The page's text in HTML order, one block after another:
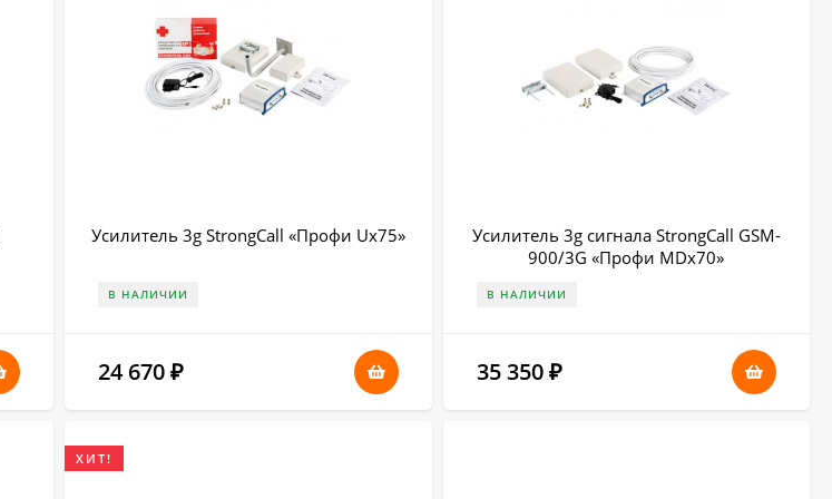
Усилитель 3g StrongCall «Профи Uх75»
В НАЛИЧИИ
24 670₽
Усилитель 3g сигнала StrongCall GSM-
900/3G «Профи MDх70»
В НАЛИЧИИ
35 350 ₽
ХИТ!